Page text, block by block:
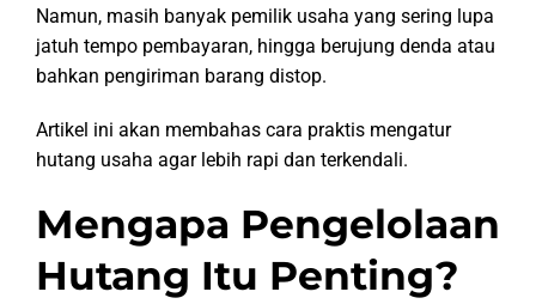
Namun, masih banyak pemilik usaha yang sering lupa
jatuh tempo pembayaran, hingga berujung denda atau
bahkan pengiriman barang distop.
Artikel ini akan membahas cara praktis mengatur
hutang usaha agar lebih rapi dan terkendali.
Mengapa Pengelolaan
Hutang Itu Penting?